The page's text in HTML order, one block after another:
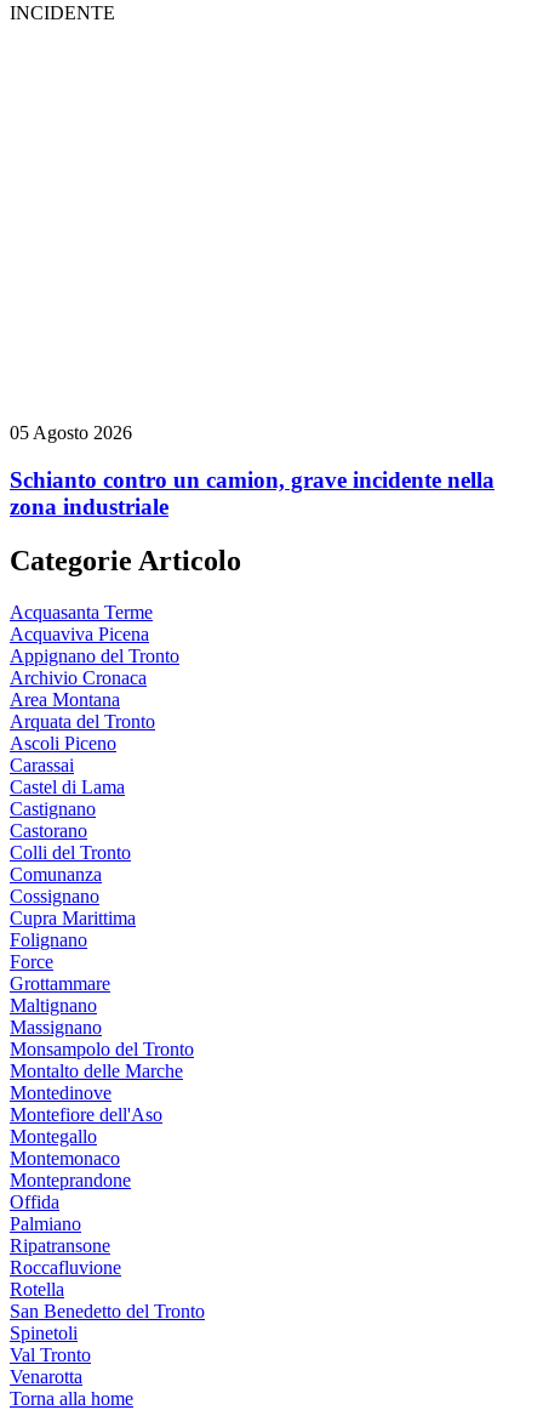
INCIDENTE
05 Agosto 2026
Schianto contro un camion, grave incidente nella
zona industriale
Categorie Articolo
Acquasanta Terme
Acquaviva Picena
Appignano del Tronto
Archivio Cronaca
Area Montana
Arquata del Tronto
Ascoli Piceno
Carassai
Castel di Lama
Castignano
Castorano
Colli del Tronto
Comunanza
Cossignano
Cupra Marittima
Folignano
Force
Grottammare
Maltignano
Massignano
Monsampolo del Tronto
Montalto delle Marche
Montedinove
Montefiore dell'Aso
Montegallo
Montemonaco
Monteprandone
Offida
Palmiano
Ripatransone
Roccafluvione
Rotella
San Benedetto del Tronto
Spinetoli
Val Tronto
Venarotta
Torna alla home